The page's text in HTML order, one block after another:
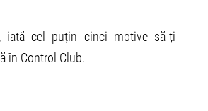
iată cel puțin cinci motive să-ți
în Control Club.